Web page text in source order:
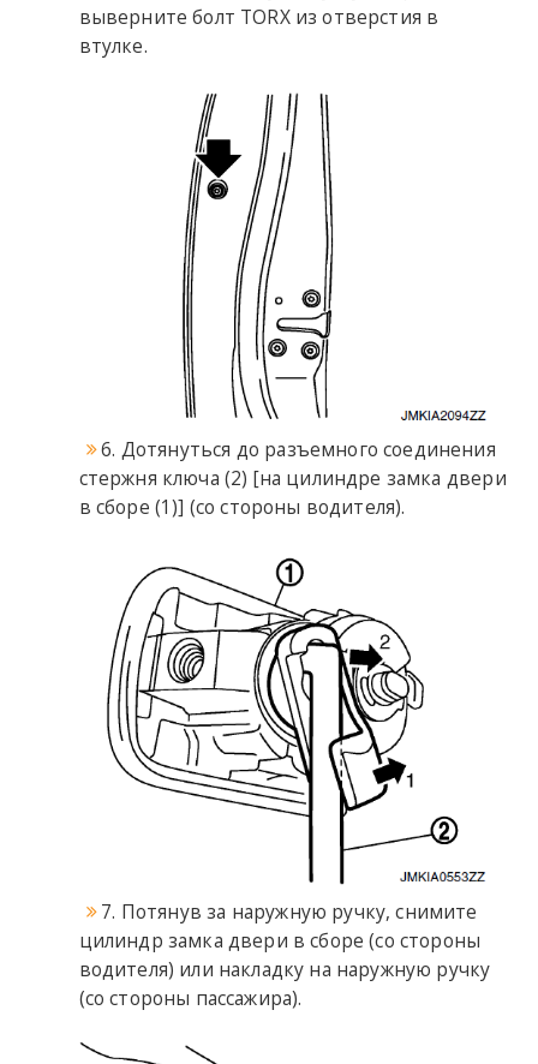
выверните болт TORX из отверстия в
втулке.
6. Дотянуться до разъемного соединения
стержня ключа (2) [на цилиндре замка двери
в сборе (1)] (со стороны водителя).
7. Потянув за наружную ручку, снимите
цилиндр замка двери в сборе (со стороны
водителя) или накладку на наружную ручку
(со стороны пассажира).